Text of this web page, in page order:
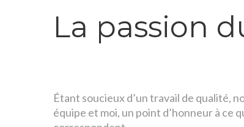
La passion
Étant soucieux d’un travail de qualité,
équipe et moi, un point d’honneur à ce